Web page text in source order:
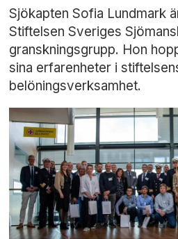
Sjökapten Sofia Lundmark
Stiftelsen Sveriges
granskningsgrupp. Hon
sina erfarenheter i
belöningsverksamhet.